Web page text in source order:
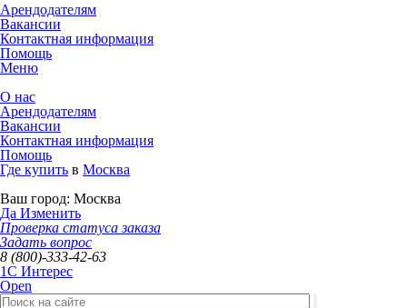
Арендодателям
Вакансии
Контактная информация
Помощь
Меню
О нас
Арендодателям
Вакансии
Контактная информация
Помощь
Где купить в Москва
Ваш город: Москва
Да Изменить
Проверка статуса заказа
Задать вопрос
8 (800)-333-42-63
1C Интерес
Open